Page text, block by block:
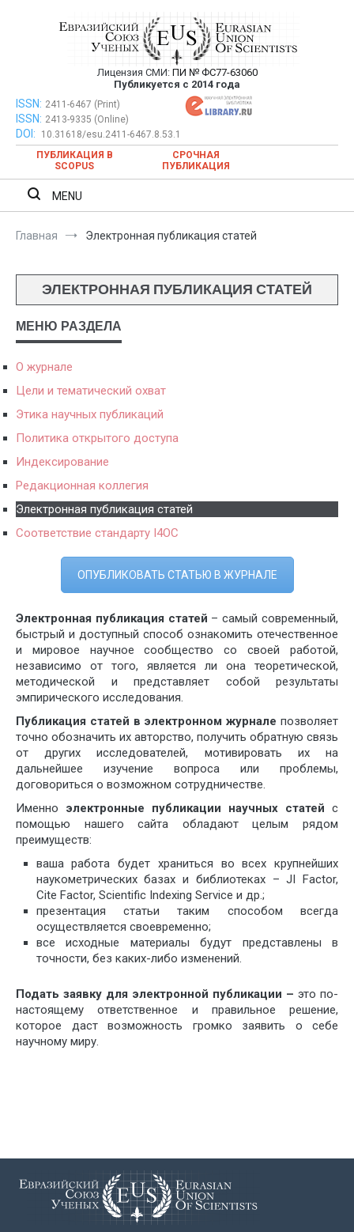
Евразийский Союз Ученых —
публикация научных статей в
ежемесячном научном журнале
Лицензия СМИ: ПИ № ФС77-63060
Публикуется с 2014 года
Евразийский Союз Ученых — публикация научных статей в
ежемесячном научном журнале
ISSN: 2411-6467 (Print)
ISSN: 2413-9335 (Online)
DOI:
10.31618/esu.2411-6467.8.53.1
ПУБЛИКАЦИЯ В
SCOPUS
СРОЧНАЯ
ПУБЛИКАЦИЯ
MENU
Главная Электронная публикация статей
ЭЛЕКТРОННАЯ ПУБЛИКАЦИЯ СТАТЕЙ
МЕНЮ РАЗДЕЛА
О журнале
Цели и тематический охват
Этика научных публикаций
Политика открытого доступа
Индексирование
Редакционная коллегия
Электронная публикация статей
Соответствие стандарту I4OC
ОПУБЛИКОВАТЬ СТАТЬЮ В ЖУРНАЛЕ
Электронная публикация статей – самый современный,
быстрый и доступный способ ознакомить отечественное
и мировое научное сообщество со своей работой,
независимо от того, является ли она теоретической,
методической и представляет собой результаты
эмпирического исследования.
Публикация статей в электронном журнале позволяет
точно обозначить их авторство, получить обратную связь
от других исследователей, мотивировать их на
дальнейшее изучение вопроса или проблемы,
договориться о возможном сотрудничестве.
Именно электронные публикации научных статей с
помощью нашего сайта обладают целым рядом
преимуществ:
ваша работа будет храниться во всех крупнейших
наукометрических базах и библиотеках – JI Factor,
Cite Factor, Scientific Indexing Service и др.;
презентация статьи таким способом всегда
осуществляется своевременно;
все исходные материалы будут представлены в
точности, без каких-либо изменений.
Подать заявку для электронной публикации – это по-
настоящему ответственное и правильное решение,
которое даст возможность громко заявить о себе
научному миру.